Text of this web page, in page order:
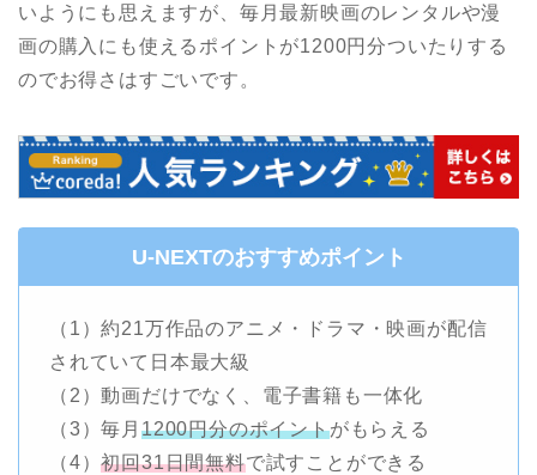
いようにも思えますが、毎月最新映画のレンタルや漫
画の購入にも使えるポイントが1200円分ついたりする
のでお得さはすごいです。
U-NEXTのおすすめポイント
（1）約21万作品のアニメ・ドラマ・映画が配信
されていて日本最大級
（2）動画だけでなく、電子書籍も一体化
（3）毎月 1200円分のポイントがもらえる
（4）初回31日間無料で試すことができる